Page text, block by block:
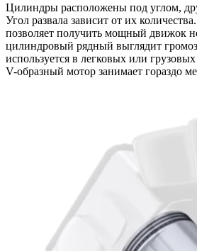
Цилиндры расположены под углом,
Угол развала зависит от их
позволяет получить мощный движок
цилиндровый рядный выглядит
используется в легковых или
V-образный мотор занимает гораздо